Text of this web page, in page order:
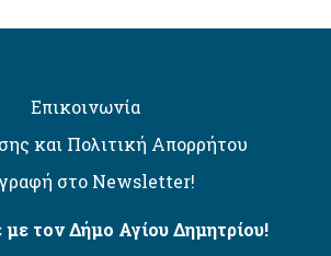
Επικοινωνία
και Πολιτική Απορρήτου
στο Newsletter!
με τον Δήμο Αγίου Δημητρίου!